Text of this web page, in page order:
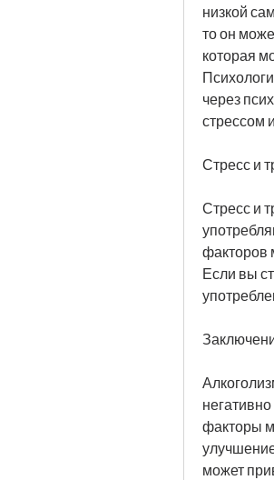
низкой
то он
которая
через
стрессом
Стресс и
Стресс и
факторов
Если вы
факторы
может